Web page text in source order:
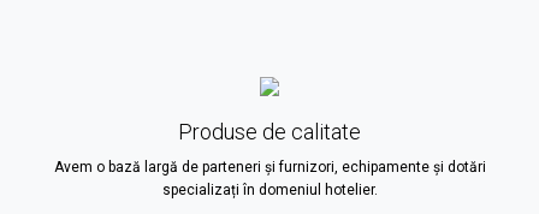
Produse de calitate
Avem o bază largă de parteneri și furnizori, echipamente și dotări
specializați în domeniul hotelier.